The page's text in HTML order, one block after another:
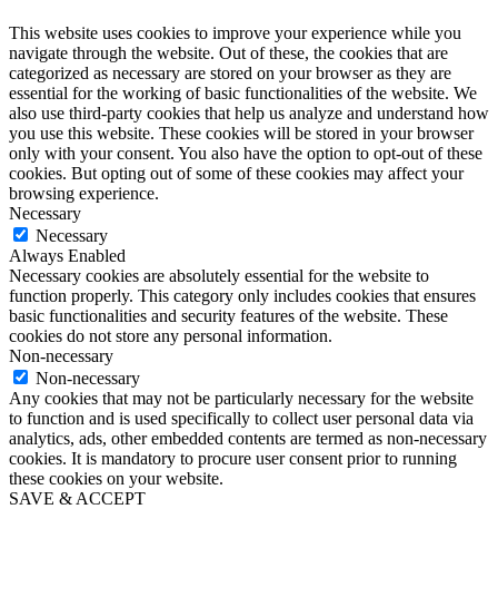
This website uses cookies to improve your experience while you
navigate through the website. Out of these, the cookies that are
categorized as necessary are stored on your browser as they are
essential for the working of basic functionalities of the website. We
also use third-party cookies that help us analyze and understand how
you use this website. These cookies will be stored in your browser
only with your consent. You also have the option to opt-out of these
cookies. But opting out of some of these cookies may affect your
browsing experience.
Necessary
Necessary
Always Enabled
Necessary cookies are absolutely essential for the website to
function properly. This category only includes cookies that ensures
basic functionalities and security features of the website. These
cookies do not store any personal information.
Non-necessary
Non-necessary
Any cookies that may not be particularly necessary for the website
to function and is used specifically to collect user personal data via
analytics, ads, other embedded contents are termed as non-necessary
cookies. It is mandatory to procure user consent prior to running
these cookies on your website.
SAVE & ACCEPT